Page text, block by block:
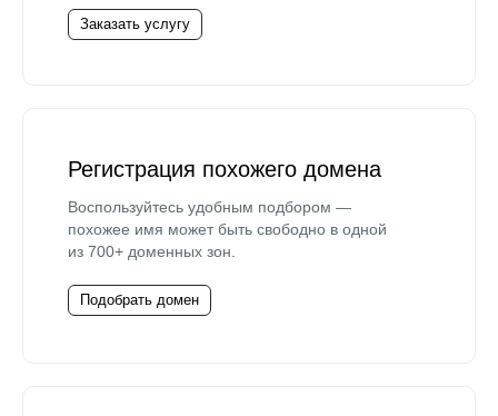
Заказать услугу
Регистрация похожего домена
Воспользуйтесь удобным подбором —
похожее имя может быть свободно в одной
из 700+ доменных зон.
Подобрать домен